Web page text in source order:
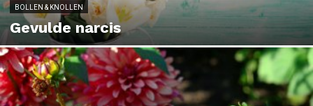
BOLLEN & KNOLLEN
Gevulde narcis